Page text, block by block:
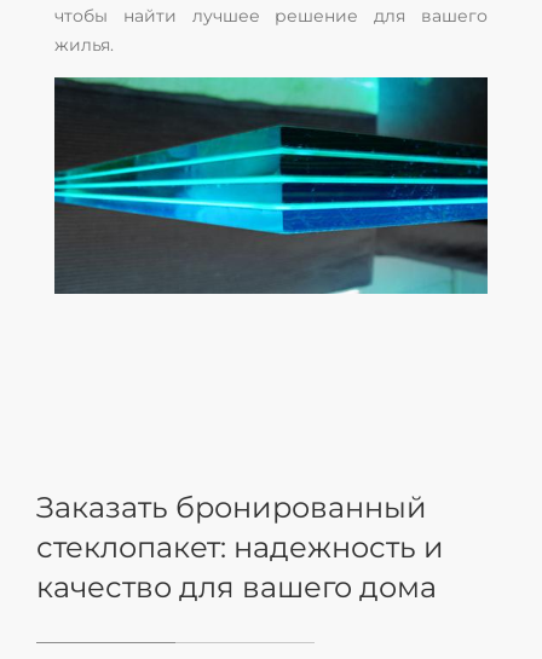
чтобы найти лучшее решение для вашего
жилья.
Заказать бронированный
стеклопакет: надежность и
качество для вашего дома